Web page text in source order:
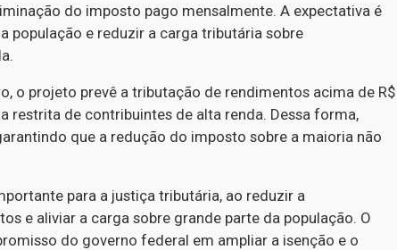
do imposto pago mensalmente. A expectativa é
população e reduzir a carga tributária sobre
o projeto prevê a tributação de rendimentos acima de R$
restrita de contribuintes de alta renda. Dessa forma,
que a redução do imposto sobre a maioria não
para a justiça tributária, ao reduzir a
e aliviar a carga sobre grande parte da população. O
do governo federal em ampliar a isenção e o